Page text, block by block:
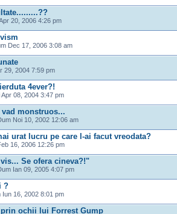
20, 2006 4:26 pm
Dec 17, 2006 3:08 am
29, 2004 7:59 pm
4ever?!
Apr 08, 2004 3:47 pm
monstruos...
Noi 10, 2002 12:06 am
urat lucru pe care l-ai facut vreodata?
16, 2006 12:26 pm
Se ofera cineva?!"
Ian 09, 2005 4:07 pm
?
Iun 16, 2002 8:01 pm
prin ochii lui Forrest Gump